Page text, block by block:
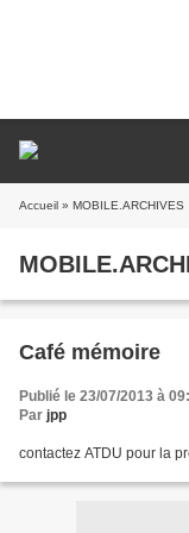
Accueil » MOBILE.ARCHIVES
Café mémoire
Publié le 23/07/2013 à
Par jpp
contactez ATDU pour la